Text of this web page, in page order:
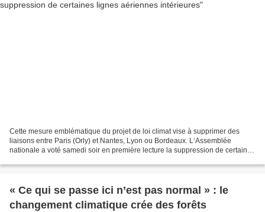
Cette mesure emblématique du projet de loi climat vise à supprimer des
liaisons entre Paris (Orly) et Nantes, Lyon ou Bordeaux. L‘Assemblée
nationale a voté samedi soir en première lecture la suppression de certaines
« Ce qui se passe ici n’est pas normal » : le
changement climatique crée des forêts